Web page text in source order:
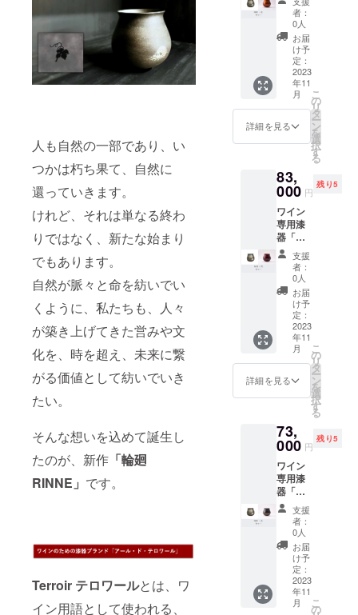
人も自然の一部であり、い
つかは朽ち果て、自然に
還っていきます。
けれど、それは単なる終わ
りではなく、新たな始まり
でもあります。
自然が脈々と命を紡いでい
くように、私たちも、人々
が築き上げてきた営みや文
化を、時を超え、未来に繋
がる価値として紡いでいき
たい。
そんな想いを込めて誕生し
たのが、新作 「輪廻
RINNE」 です。
Terroir テロワールとは、ワ
イン用語として使われる、
塗
り：漆
蒔
絵：
『輪廻
RINNE
』銀・
SORA
『然
ZEN』
計６点
をセッ
トにし
まし
然と人
との繋
るアー
ル・
ド・テ
ロワー
ルの美
しい世
界観
と、口
当たり
の違い
による
変化と
いうワ
インの
新たな
方を、
トータ
くださ
い。
【価
格】 改
定前価
格
206,800
円
→ 特
別価格
186,000
円（税
込）
＆ 送
セット
にしま
した。
’自然と
人との
繋が
り’を表
現する
アー
ル・
しい世
界観を
下さ
い。
【価
格】 改
定前価
107,800
円
→ 特
別価格
97,000
円（税
＆ 送
料サー
情報】
＜サイ
ズ＞ 口
径
63mm
x 最大
径
83mm
x 高
79mm
※手仕事
のため
個体に
より多
ス での
ご案内
です。
ワイン
専用漆
器「テ
ロワー
ル」
『輪廻
RINNE
』
『然
ZEN』
メタ
リック
な風合
いの新
作『輪
RINNE
』に、
漆の質
感によ
るワイ
ンの感
じ方の
違いが
『艶
TSUYA
『然
ZEN』
とを組
み合わ
せまし
た。
【価
格】 改
定前価
107,800
円
ル」輪
廻 & 煌
セット
新作
「輪廻
RINNE
」発売
を記念
して、
CAMPF
IRE特別
価格
前価格
より約
9％OFF
） ＋ 送
料サー
ビス で
のご案
内で
す。 ワ
イン専
用漆器
「テロ
ワー
ル」
『輪廻
RINNE
』
メタ
リック
な風合
いの新
作『輪
廻
RINNE
』に、
高級感
のある
オレン
ジゴー
ルドの
輝きが
美しい
者：
0人
お届
け予
定：
2023
年11
月
詳細を見る
こ
の
リ
タ
ー
ン
を
選
択
す
る
83,
000 円
残り5
ワイン
専用漆
器「テ
ロワー
ル」輪
廻＆艶
セット
新作
「輪廻
RINNE
」発売
を記念
して、
CAMPF
IRE特別
価格
前価格
より約
5％OFF
） ＋ 送
料サー
ビス で
のご案
内で
す。 ワ
イン専
用漆器
「テロ
ワー
ル」
『輪廻
支援
者：
0人
お届
け予
定：
2023
年11
月
詳細を見る
こ
の
リ
タ
ー
ン
を
選
択
す
る
73,
000 円
残り5
ワイン
専用漆
器「テ
ロワー
ル」輪
廻 ＆ 然
セット
新作
「輪廻
RINNE
」発売
を記念
支援
者：
0人
お届
け予
定：
2023
年11
月
こ
の